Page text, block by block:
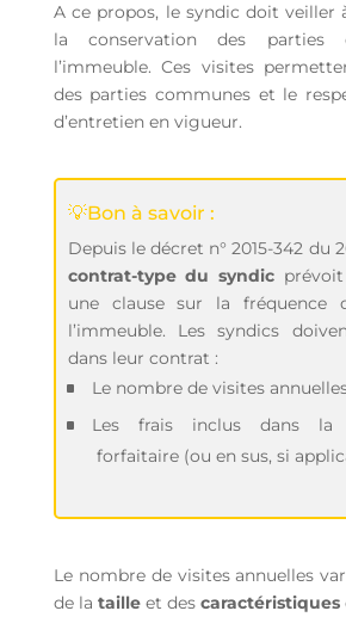
A ce propos, le syndic doit veiller
la conservation des parties
l’immeuble. Ces visites
des parties communes et le
d’entretien en vigueur.
💡Bon à savoir :
Depuis le décret n° 2015-342 du
contrat-type du syndic
une clause sur la fréquence
l’immeuble. Les syndics
dans leur contrat :
Le nombre de visites
Les frais inclus dans la
forfaitaire (ou en sus, si
Le nombre de visites annuelles
de la tailleet des caractéristiques